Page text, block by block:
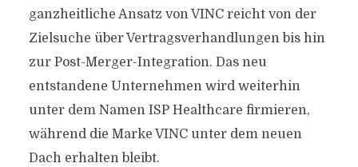
ganzheitliche Ansatz von VINC reicht von der
Zielsuche über Vertragsverhandlungen bis hin
zur Post-Merger-Integration. Das neu
entstandene Unternehmen wird weiterhin
unter dem Namen ISP Healthcare firmieren,
während die Marke VINC unter dem neuen
Dach erhalten bleibt.